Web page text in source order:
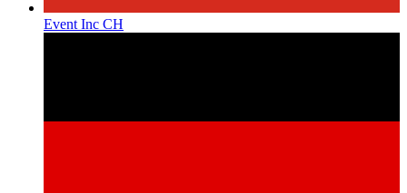
Event Inc CH